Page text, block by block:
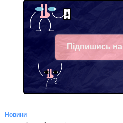
Підпишись
Telegram
Новини